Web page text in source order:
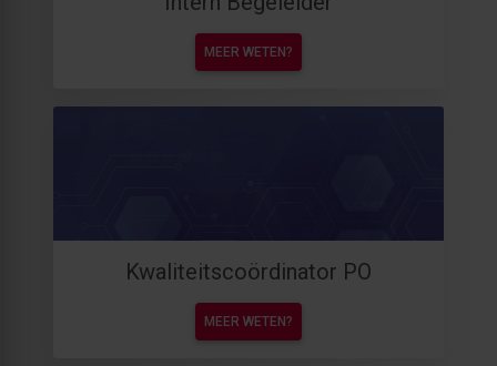
MEER WETEN?
Kwaliteitscoördinator PO
MEER WETEN?